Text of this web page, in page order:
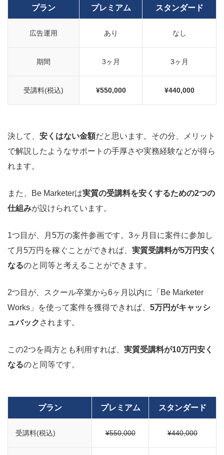
プラン プレミアム スタンダード
広告運用 あり なし
期間 3ヶ月 3ヶ月
受講料(税込) ¥550,000 ¥440,000
決して、 安くはない金額だと思います。その分、メリット
で解説したようなサポートの手厚さや実務経験などが得ら
れます。
また、Be Marketerは実質の受講料を安くするための2つの
仕組みが設けられています。
1つ目が、月5万の案件参画です。3ヶ月目に案件に参加し
て月5万円を稼ぐことができれば、 実質受講料が5万円安く
なるのと同等と考えることができます。
2つ目が、スクール卒業から6ヶ月以内に「Be Marketer
Works」を使って案件を獲得できれば、 5万円がキャッシ
ュバック されます。
この2つを両方とも利用すれば、 実質受講料が10万円安く
なるのと同等です。
プラン プレミアム スタンダード
受講料(税込) ¥550,000 ¥440,000